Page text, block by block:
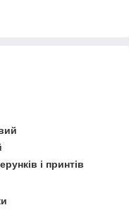
і принтів